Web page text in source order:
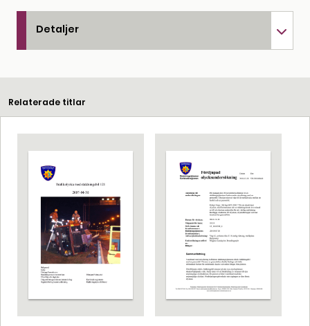
Detaljer
Relaterade titlar